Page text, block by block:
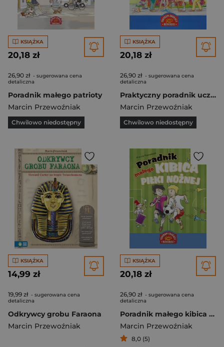
KSIĄŻKA
20,18 zł
26,90 zł - sugerowana cena
detaliczna
Poradnik małego patrioty
Marcin Przewoźniak
Chwilowo niedostępny
KSIĄŻKA
20,18 zł
26,90 zł - sugerowana cena
detaliczna
Praktyczny poradnik ucznia Twoja szkoła bez tajemnic
Marcin Przewoźniak
Chwilowo niedostępny
KSIĄŻKA
14,99 zł
19,99 zł - sugerowana cena
detaliczna
Odkrywcy grobu Faraona
Marcin Przewoźniak
KSIĄŻKA
20,18 zł
26,90 zł - sugerowana cena
detaliczna
Poradnik małego kibica piłki nożnej
Marcin Przewoźniak
8,0 (5)